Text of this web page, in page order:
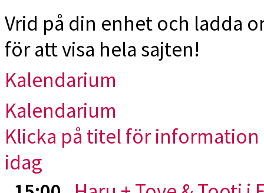
Vrid på din enhet och ladda
för att visa hela sajten!
Kalendarium
Kalendarium
Klicka på titel för
idag